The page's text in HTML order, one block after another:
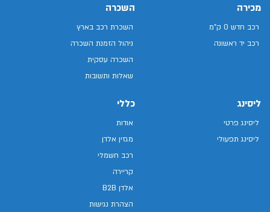
מכירה
רכב חדש 0 ק"מ
רכב יד ראשונה
השכרה
השכרת רכב בארץ
ניהול הזמנת השכרה
השכרה עסקית
שאלות ותשובות
ליסינג
ליסינג פרטי
ליסינג תפעולי
כללי
אודות
מגזין אלדן
רכב חשמלי
קריירה
אלדן B2B
הצהרת נגישות